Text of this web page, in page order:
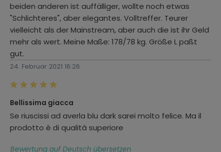
beiden anderen ist auffälliger, wollte noch etwas
"Schlichteres", aber elegantes. Volltreffer. Teurer
vielleicht als der Mainstream, aber auch die ist ihr Geld
mehr als wert. Meine Maße: 178/78 kg. Größe L paßt
gut.
24. Februar 2021 16:26
Bellissima giacca
Se riuscissi ad averla blu dark sarei molto felice. Ma il
prodotto è di qualità superiore
Bewertung auf Deutsch übersetzen